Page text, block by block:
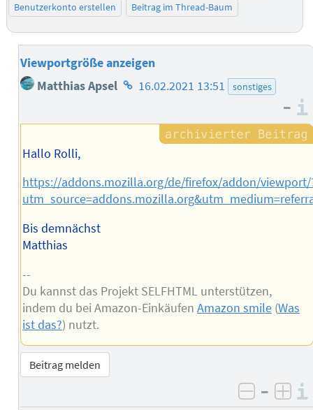
Benutzerkonto erstellen
Beitrag im Thread-Baum
Viewportgröße anzeigen
Matthias Apsel Homepage
Autors
16.02.2021 13:51 sonstiges
–
Hallo Rolli,
https://addons.mozilla.org/de/firefox/addon/viewport/
Bis demnächst
Matthias
--
Du kannst das Projekt SELFHTML unterstützen,
indem du bei Amazon-Einkäufen Amazon smile(Was
ist das?) nutzt.
Beitrag melden
negativ
–